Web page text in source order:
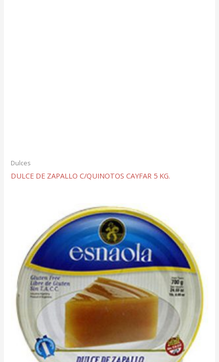
Dulces
DULCE DE ZAPALLO C/QUINOTOS CAYFAR 5 KG.